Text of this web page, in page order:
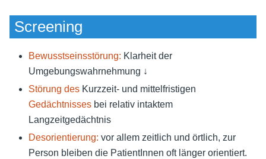
Screening
Bewusstseinsstörung: Klarheit der
Umgebungswahrnehmung ↓
Störung des Kurzzeit- und mittelfristigen
Gedächtnisses bei relativ intaktem
Langzeitgedächtnis
Desorientierung: vor allem zeitlich und örtlich, zur
Person bleiben die PatientInnen oft länger orientiert.